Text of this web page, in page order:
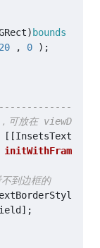
) bounds
20 , 0
);
[[InsetsTextField
initWithFrame
];